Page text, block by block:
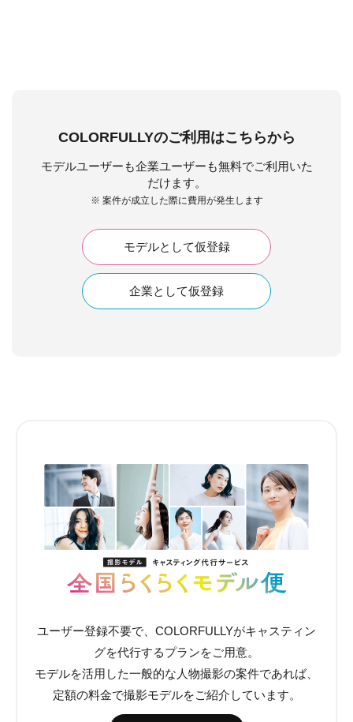
COLORFULLYのご利用はこちらから
モデルユーザーも企業ユーザーも無料でご利用いた
だけます。
※ 案件が成立した際に費用が発生します
モデルとして仮登録
企業として仮登録
ユーザー登録不要で、COLORFULLYがキャスティン
グを代行するプランをご用意。
モデルを活用した一般的な人物撮影の案件であれば、
定額の料金で撮影モデルをご紹介しています。